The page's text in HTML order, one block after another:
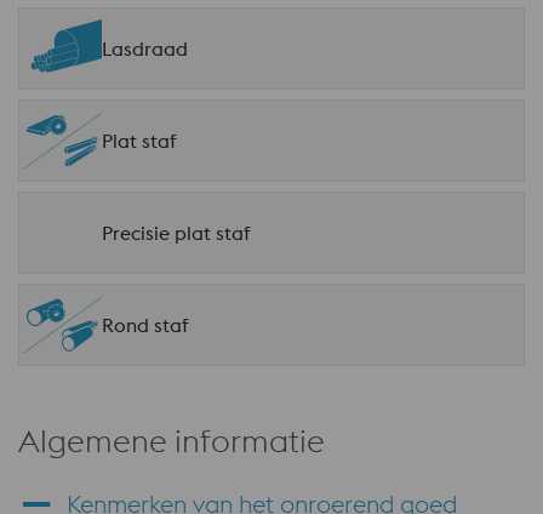
Lasdraad
Plat staf
Precisie plat staf
Rond staf
Algemene informatie
Kenmerken van het onroerend goed